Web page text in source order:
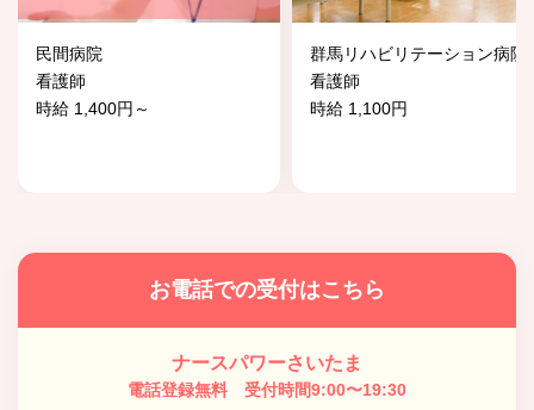
民間病院
看護師
時給 1,400円～
群馬リハビリテーション病院
看護師
時給 1,100円
お電話での受付はこちら
ナースパワーさいたま
電話登録無料 受付時間9:00〜19:30